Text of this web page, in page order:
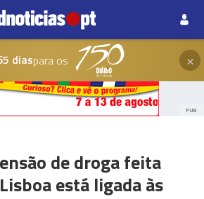
diaspara os ×
PUB
de droga feita
está ligada às